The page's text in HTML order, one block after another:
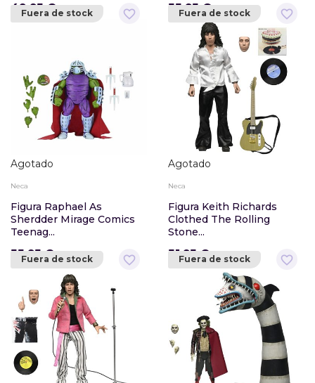
49,95 € 55,95 €
favorite_border
Fuera de stock
Agotado
Neca
Figura Raphael As
Sherdder Mirage Comics
Teenag...
55,95 €
favorite_border
Fuera de stock
Agotado
Neca
Figura Keith Richards
Clothed The Rolling
Stone...
51,95 €
favorite_border
Fuera de stock favorite_border
Fuera de stock